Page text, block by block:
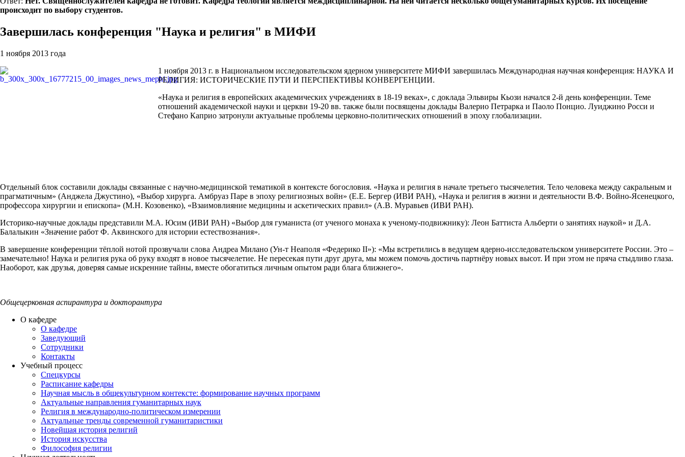
происходит по выбору студентов.
Завершилась конференция "Наука и религия" в МИФИ
1 ноября 2013 года
1 ноября 2013 г. в Национальном исследовательском ядерном университете МИФИ завершилась Международная научная конференция: НАУКА И
РЕЛИГИЯ: ИСТОРИЧЕСКИЕ ПУТИ И ПЕРСПЕКТИВЫ КОНВЕРГЕНЦИИ.
«Наука и религия в европейских академических учреждениях в 18-19 веках», с доклада Эльвиры Кьози начался 2-й день конференции. Теме
отношений академической науки и церкви 19-20 вв. также были посвящены доклады Валерио Петрарка и Паоло Понцио. Луиджино Росси и
Стефано Каприо затронули актуальные проблемы церковно-политических отношений в эпоху глобализации.
Отдельный блок составили доклады связанные с научно-медицинской тематикой в контексте богословия. «Наука и религия в начале третьего тысячелетия. Тело человека между сакральным и
прагматичным» (Анджела Джустино), «Выбор хирурга. Амбруаз Паре в эпоху религиозных войн» (Е.Е. Бергер (ИВИ РАН), «Наука и религия в жизни и деятельности В.Ф. Войно-Ясенецкого,
профессора хирургии и епископа» (М.Н. Козовенко), «Взаимовлияние медицины и аскетических правил» (А.В. Муравьев (ИВИ РАН).
Историко-научные доклады представили М.А. Юсим (ИВИ РАН) «Выбор для гуманиста (от ученого монаха к ученому-подвижнику): Леон Баттиста Альберти о занятиях наукой» и Д.А.
Балалыкин «Значение работ Ф. Аквинского для истории естествознания».
В завершение конференции тёплой нотой прозвучали слова Андреа Милано (Ун-т Неаполя «Федерико II»): «Мы встретились в ведущем ядерно-исследовательском университете России. Это –
замечательно! Наука и религия рука об руку входят в новое тысячелетие. Не пересекая пути друг друга, мы можем помочь достичь партнёру новых высот. И при этом не пряча стыдливо глаза.
Наоборот, как друзья, доверяя самые искренние тайны, вместе обогатиться личным опытом ради блага ближнего».
Общецерковная аспирантура и докторантура
О кафедре
О кафедре
Заведующий
Сотрудники
Контакты
Учебный процесс
Спецкурсы
Расписание кафедры
Научная мысль в общекультурном контексте: формирование научных программ
Актуальные направления гуманитарных наук
Религия в международно-политическом измерении
Актуальные тренды современной гуманитаристики
Новейшая история религий
История искусства
Философия религии